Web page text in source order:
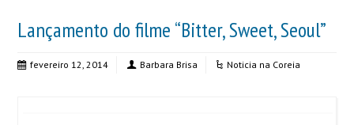
Lançamento do filme “Bitter, Sweet, Seoul”
fevereiro 12, 2014 Barbara Brisa Noticia na Coreia